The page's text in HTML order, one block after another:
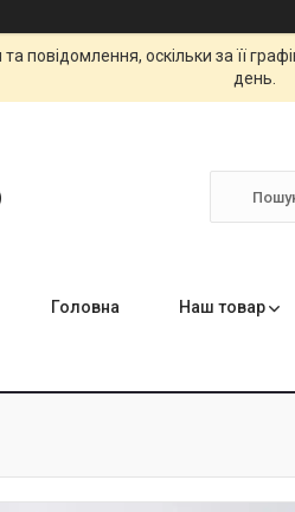
оскільки за її
день.
Головна Наш товар